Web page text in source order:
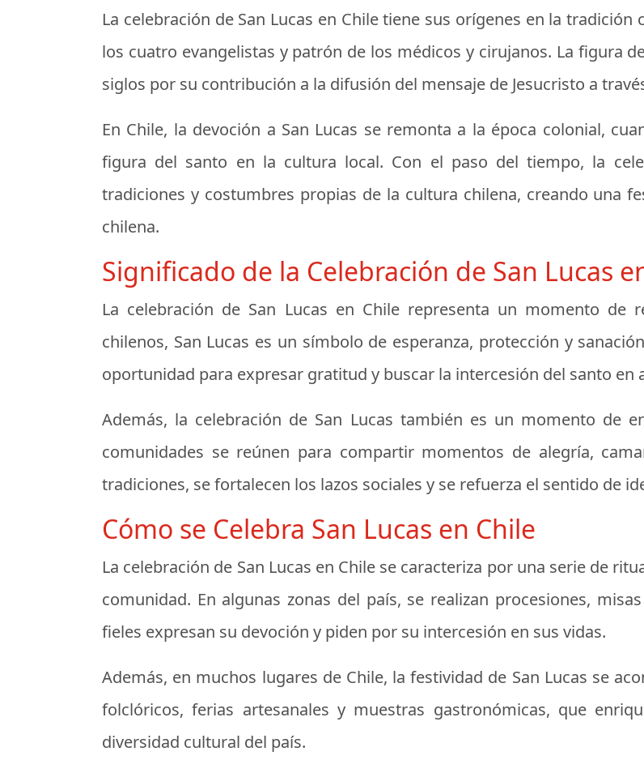
La celebración de San Lucas en Chile tiene sus orígenes en la
los cuatro evangelistas y patrón de los médicos y cirujanos. La figura
siglos por su contribución a la difusión del mensaje de Jesucristo a
En Chile, la devoción a San Lucas se remonta a la época colonial,
figura del santo en la cultura local. Con el paso del tiempo, la
tradiciones y costumbres propias de la cultura chilena, creando una
chilena.
Significado de la Celebración de San Lucas
La celebración de San Lucas en Chile representa un momento de
chilenos, San Lucas es un símbolo de esperanza, protección y
oportunidad para expresar gratitud y buscar la intercesión del santo en
Además, la celebración de San Lucas también es un momento de
comunidades se reúnen para compartir momentos de alegría,
tradiciones, se fortalecen los lazos sociales y se refuerza el sentido de
Cómo se Celebra San Lucas en Chile
La celebración de San Lucas en Chile se caracteriza por una serie de
comunidad. En algunas zonas del país, se realizan procesiones,
fieles expresan su devoción y piden por su intercesión en sus vidas.
Además, en muchos lugares de Chile, la festividad de San Lucas se
folclóricos, ferias artesanales y muestras gastronómicas, que
diversidad cultural del país.